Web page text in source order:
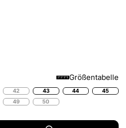
Größentabelle
42 43 44
45
49 50